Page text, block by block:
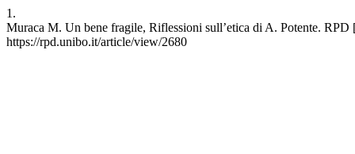
1.
Muraca M. Un bene fragile, Riflessioni sull’etica di A. Potente.
https://rpd.unibo.it/article/view/2680